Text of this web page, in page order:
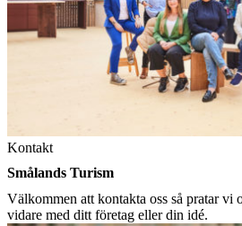
Kontakt
Smålands Turism
Välkommen att kontakta oss så pratar vi
vidare med ditt företag eller din idé.